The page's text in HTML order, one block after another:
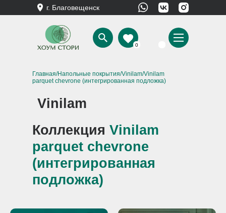
г. Благовещенск
0
Главная/Напольные покрытия/Vinilam/Vinilam
parquet chevrone (интегрированная подложка)
Vinilam
Коллекция Vinilam
parquet chevrone
(интегрированная
подложка)